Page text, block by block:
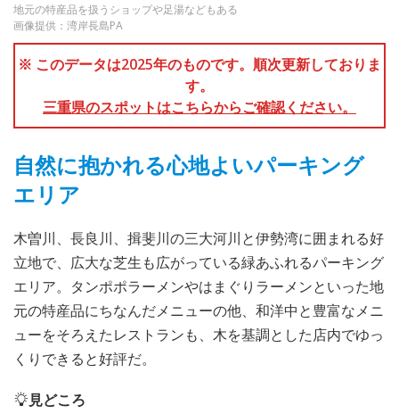
地元の特産品を扱うショップや足湯などもある
画像提供：湾岸長島PA
※ このデータは2025年のものです。順次更新しておりま
す。
三重県のスポットはこちらからご確認ください。
自然に抱かれる心地よいパーキング
エリア
木曽川、長良川、揖斐川の三大河川と伊勢湾に囲まれる好
立地で、広大な芝生も広がっている緑あふれるパーキング
エリア。タンポポラーメンやはまぐりラーメンといった地
元の特産品にちなんだメニューの他、和洋中と豊富なメニ
ューをそろえたレストランも、木を基調とした店内でゆっ
くりできると好評だ。
見どころ